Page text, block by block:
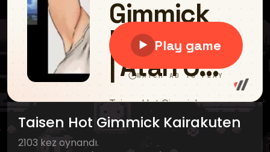
Taisen Hot Gimmick Kairakuten
2103 kez oynandı.